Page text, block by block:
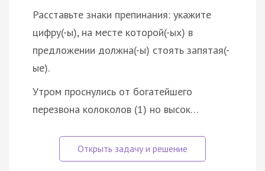
Расставьте знаки препинания: укажите
цифру(-ы), на месте которой(-ых) в
предложении должна(-ы) стоять запятая(-
ые).
Утром проснулись от богатейшего
перезвона колоколов (1) но высок…